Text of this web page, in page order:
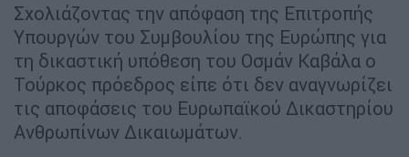
Σχολιάζοντας την απόφαση της Επιτροπής
Υπουργών του Συμβουλίου της Ευρώπης για
τη δικαστική υπόθεση του Οσμάν Καβάλα ο
Τούρκος πρόεδρος είπε ότι δεν αναγνωρίζει
τις αποφάσεις του Ευρωπαϊκού Δικαστηρίου
Ανθρωπίνων Δικαιωμάτων.